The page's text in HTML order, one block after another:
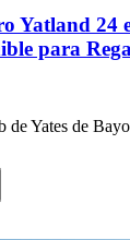
Yatland 24
para
de Yates de